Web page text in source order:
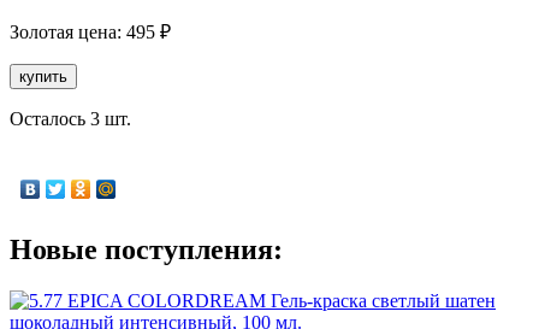
Золотая цена: 495 ₽
купить
Осталось 3 шт.
Новые поступления: